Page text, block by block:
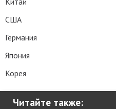
Читайте также:
США
Германия
Япония
Корея